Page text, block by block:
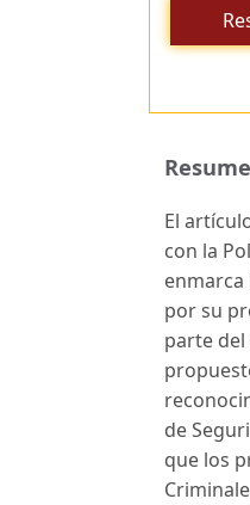
El
con la
enmarca
por su
parte del
de
que los